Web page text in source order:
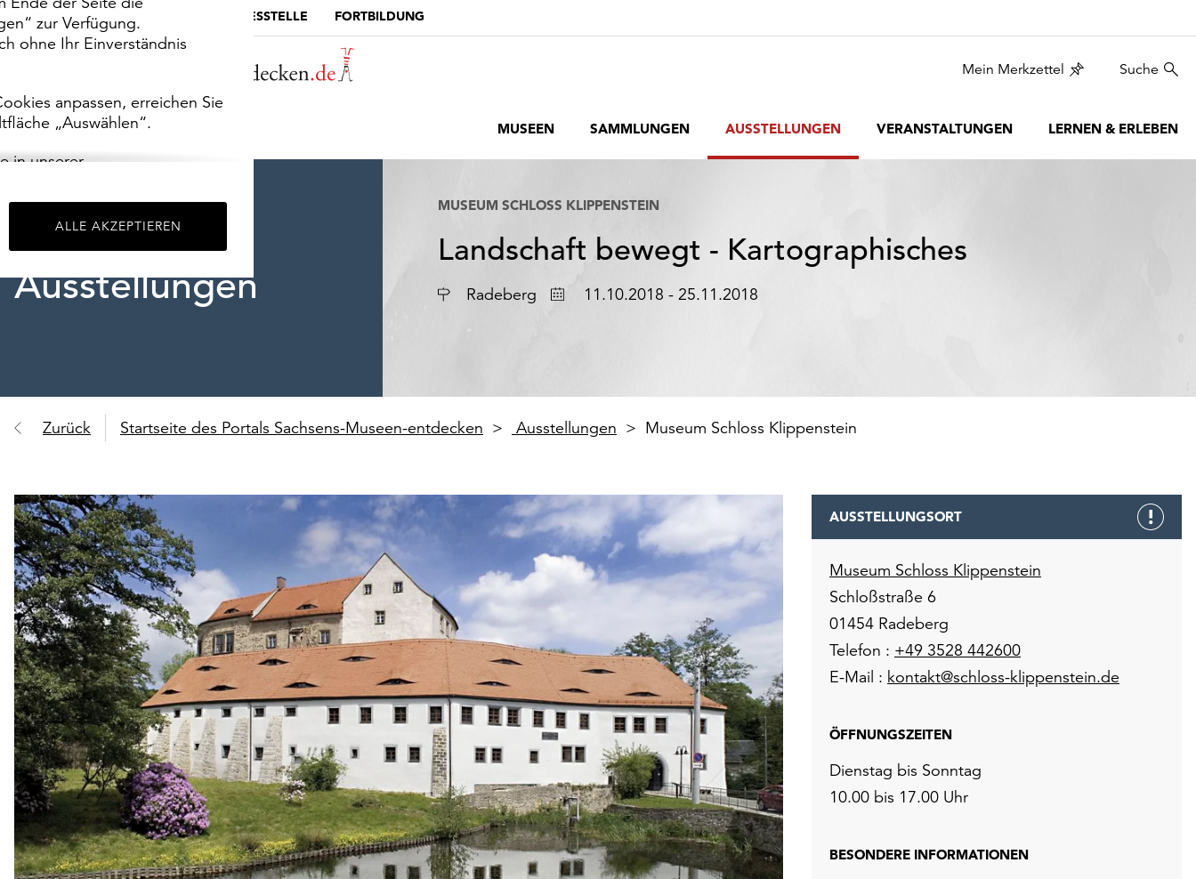
zur Verfügung.
ohne Ihr Einverständnis
anpassen, erreichen Sie
„Auswählen“.
in unserer
ALLE AKZEPTIEREN
MUSEUMSPORTAL DIE LANDESSTELLE FORTBILDUNG
Mein Merkzettel Suche
MUSEEN SAMMLUNGEN AUSSTELLUNGEN VERANSTALTUNGEN LERNEN & ERLEBEN
Ausstellungen
MUSEUM SCHLOSS KLIPPENSTEIN
Landschaft bewegt - Kartographisches
Ort Radeberg Datum11.10.2018 - 25.11.2018
Zurück Startseite des Portals Sachsens-Museen-entdecken Ausstellungen Museum Schloss Klippenstein
AUSSTELLUNGSORT
Museum Schloss Klippenstein
Schloßstraße 6
01454 Radeberg
Telefon : +49 3528 442600
E-Mail : kontakt@schloss-klippenstein.de
ÖFFNUNGSZEITEN
Dienstag bis Sonntag
10.00 bis 17.00 Uhr
BESONDERE INFORMATIONEN